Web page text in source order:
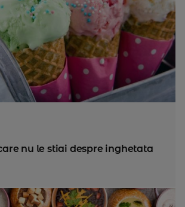
nu le stiai despre inghetata